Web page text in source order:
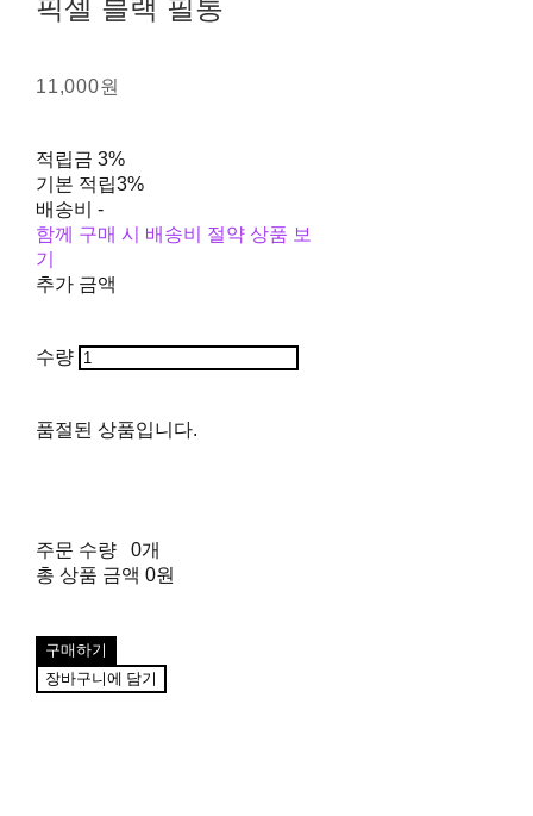
픽셀 블랙 필통
11,000원
적립금 3%
기본 적립3%
배송비 -
함께 구매 시 배송비 절약 상품 보
기
추가 금액
수량
품절된 상품입니다.
주문 수량
0개
총 상품 금액 0원
구매하기
장바구니에 담기